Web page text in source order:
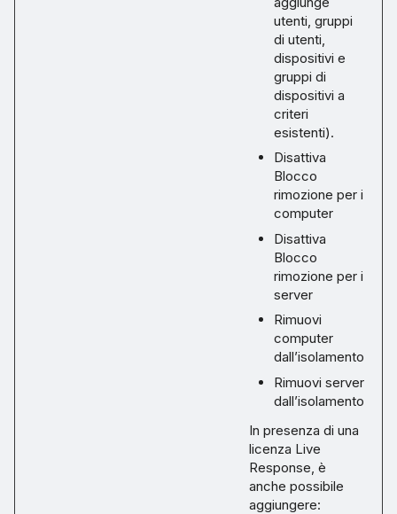
utenti, gruppi
di utenti,
dispositivi e
gruppi di
dispositivi a
criteri
esistenti).
Disattiva
Blocco
rimozione per i
computer
Disattiva
Blocco
rimozione per i
server
Rimuovi
computer
dall’isolamento
Rimuovi server
dall’isolamento
In presenza di una
licenza Live
Response, è
anche possibile
aggiungere: